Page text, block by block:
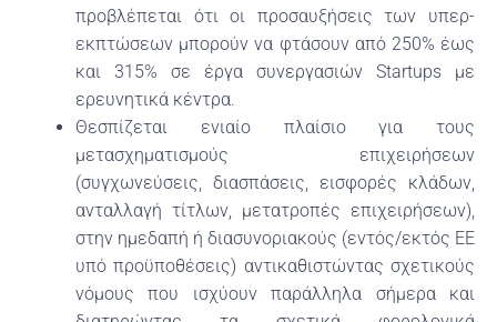
προβλέπεται ότι οι προσαυξήσεις των υπερ-
εκπτώσεων μπορούν να φτάσουν από 250% έως
και 315% σε έργα συνεργασιών Startups με
ερευνητικά κέντρα.
Θεσπίζεται ενιαίο πλαίσιο για τους
μετασχηματισμούς επιχειρήσεων
(συγχωνεύσεις, διασπάσεις, εισφορές κλάδων,
ανταλλαγή τίτλων, μετατροπές επιχειρήσεων),
στην ημεδαπή ή διασυνοριακούς (εντός/εκτός ΕΕ
υπό προϋποθέσεις) αντικαθιστώντας σχετικούς
νόμους που ισχύουν παράλληλα σήμερα και